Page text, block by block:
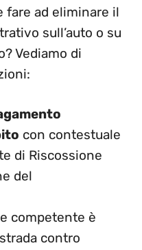
fare ad eliminare il
sull’auto o su
Vediamo di
con contestuale
di Riscossione
del
competente è
contro